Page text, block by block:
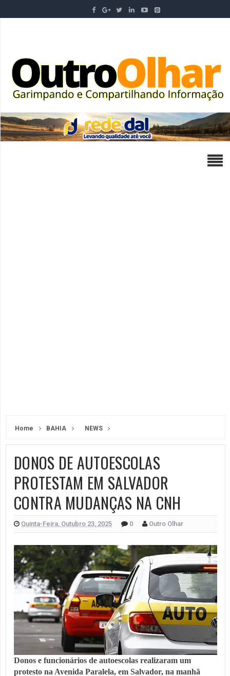
Home BAHIA NEWS
DONOS DE AUTOESCOLAS
PROTESTAM EM SALVADOR
CONTRA MUDANÇAS NA CNH
Quinta-Feira, Outubro 23, 2025 0 Outro Olhar
Donos e funcionários de autoescolas realizaram um
protesto na Avenida Paralela, em Salvador, na manhã